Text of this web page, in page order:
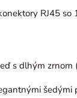
RJ45 so
s dlhým zrnom
šedými